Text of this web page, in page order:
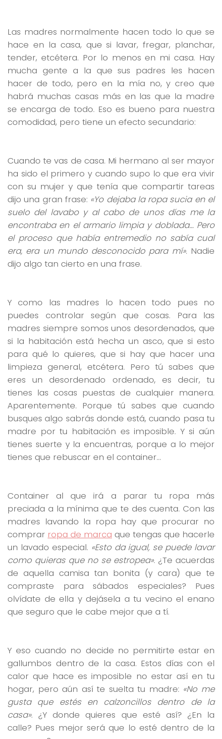
Las madres normalmente hacen todo lo que se
hace en la casa, que si lavar, fregar, planchar,
tender, etcétera. Por lo menos en mi casa. Hay
mucha gente a la que sus padres les hacen
hacer de todo, pero en la mía no, y creo que
habrá muchas casas más en las que la madre
se encarga de todo. Eso es bueno para nuestra
comodidad, pero tiene un efecto secundario:
Cuando te vas de casa. Mi hermano al ser mayor
ha sido el primero y cuando supo lo que era vivir
con su mujer y que tenía que compartir tareas
dijo una gran frase: «Yo dejaba la ropa sucia en el
suelo del lavabo y al cabo de unos días me la
encontraba en el armario limpia y doblada… Pero
el proceso que había entremedio no sabía cual
era, era un mundo desconocido para mí». Nadie
dijo algo tan cierto en una frase.
Y como las madres lo hacen todo pues no
puedes controlar según que cosas. Para las
madres siempre somos unos desordenados, que
si la habitación está hecha un asco, que si esto
para qué lo quieres, que si hay que hacer una
limpieza general, etcétera. Pero tú sabes que
eres un desordenado ordenado, es decir, tu
tienes las cosas puestas de cualquier manera.
Aparentemente. Porque tú sabes que cuando
busques algo sabrás donde está, cuando pasa tu
madre por tu habitación es imposible. Y si aún
tienes suerte y la encuentras, porque a lo mejor
tienes que rebuscar en el container…
Container al que irá a parar tu ropa más
preciada a la mínima que te des cuenta. Con las
madres lavando la ropa hay que procurar no
comprar ropa de marca que tengas que hacerle
un lavado especial. «Esto da igual, se puede lavar
como quieras que no se estropea». ¿Te acuerdas
de aquella camisa tan bonita (y cara) que te
compraste para sábados especiales? Pues
olvídate de ella y dejásela a tu vecino el enano
que seguro que le cabe mejor que a tí.
Y eso cuando no decide no permitirte estar en
gallumbos dentro de la casa. Estos días con el
calor que hace es imposible no estar así en tu
hogar, pero aún así te suelta tu madre: «No me
gusta que estés en calzoncillos dentro de la
casa». ¿Y donde quieres que esté así? ¿En la
calle? Pues mejor será que lo esté dentro de la